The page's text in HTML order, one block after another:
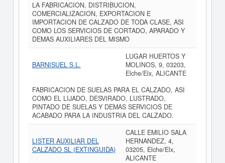
LA FABRICACION, DISTRIBUCION,
COMERCIALIZACION, EXPORTACION E
IMPORTACION DE CALZADO DE TODA CLASE, ASI
COMO LOS SERVICIOS DE CORTADO, APARADO Y
DEMAS AUXILIARES DEL MISMO
BARNISUEL S.L.
LUGAR HUERTOS Y
MOLINOS, 9, 03203,
Elche/Elx, ALICANTE
FABRICACION DE SUELAS PARA EL CALZADO, ASI
COMO EL LIJADO, DESVIRADO, LUSTRADO,
PINTADO DE SUELAS Y DEMAS SERVICIOS DE
ACABADO PARA LA INDUSTRIA DEL CALZADO.
LISTER AUXILIAR DEL
CALZADO SL (EXTINGUIDA)
CALLE EMILIO SALA
HERNANDEZ, 4,
03205, Elche/Elx,
ALICANTE